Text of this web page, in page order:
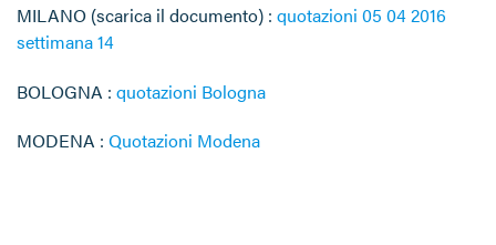
MILANO (scarica il documento) : quotazioni 05 04 2016
settimana 14
BOLOGNA : quotazioni Bologna
MODENA : Quotazioni Modena